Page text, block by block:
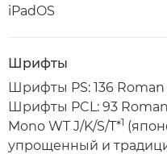
iPadOS
Шрифты
Шрифты PS: 136 Roman
Шрифты PCL: 93
Mono WT J/K/S/T*1
упрощенный и